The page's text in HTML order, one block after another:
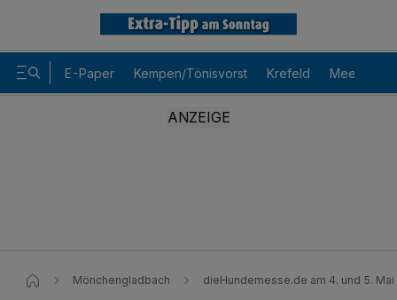
E-Paper Kempen/Tönisvorst Krefeld Meerbusch
Mönchengladbach dieHundemesse.de am 4. und 5.